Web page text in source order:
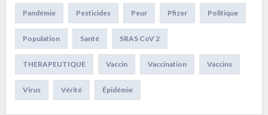
Pandémie Pesticides Peur Pfizer Politique
Population Santé SRAS CoV 2
THERAPEUTIQUE Vaccin Vaccination Vaccins
Virus Vérité Épidémie